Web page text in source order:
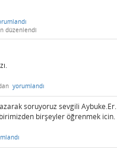
düzenlendi
yorumlandı
soruyoruz sevgili
birşeyler öğrenmek